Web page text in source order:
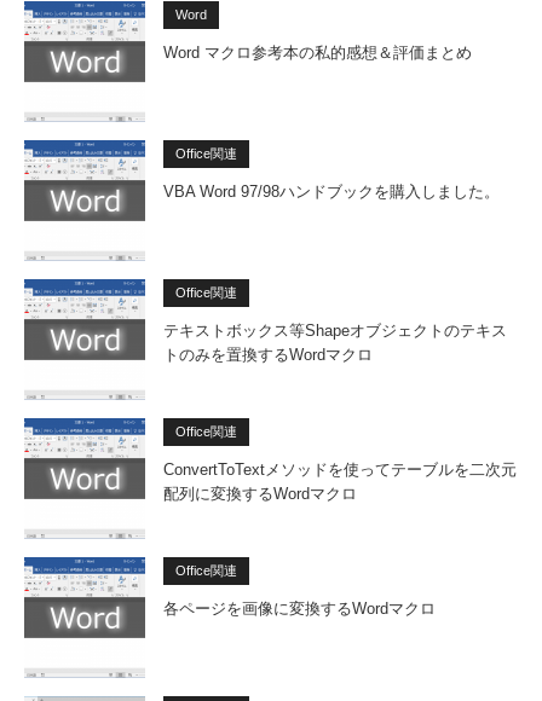
Word
Word マクロ参考本の私的感想＆評価まとめ
Office関連
VBA Word 97/98ハンドブックを購入しました。
Office関連
テキストボックス等Shapeオブジェクトのテキス
トのみを置換するWordマクロ
Office関連
ConvertToTextメソッドを使ってテーブルを二次元
配列に変換するWordマクロ
Office関連
各ページを画像に変換するWordマクロ